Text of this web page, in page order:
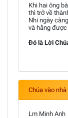
Khi hai ông
thì trở về
Nhi ngày
và hằng được
Đó là Lời
Chúa vào
Lm Minh Anh